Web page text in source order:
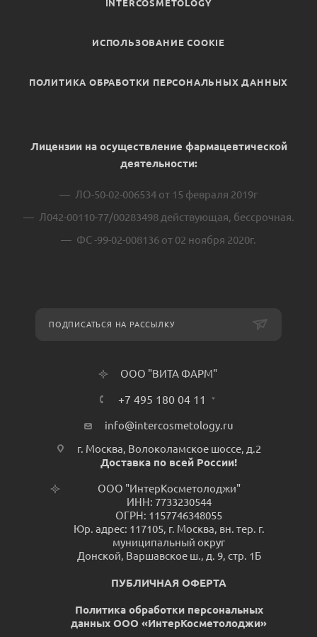
INTERCOSMETOLOGY
ИСПОЛЬЗОВАНИЕ COOKIE
ПОЛИТИКА ОБРАБОТКИ ПЕРСОНАЛЬНЫХ ДАННЫХ
Лицензии на осуществление фармацевтической
деятельности:
ЛО-50-02-006534 от 15 февраля 2019г
Л042-00110-77/00283498 действующая, бессрочная.
ФС -99-02-008136 от 02 ноября 2020г.
ПОДПИСАТЬСЯ НА РАССЫЛКУ
ООО "ВИТА ФАРМ"
+7 495 180 04 11
info@intercosmetology.ru
г. Москва, Волоколамское шоссе, д.2
Доставка по всей России!
ООО "ИнтерКосметолоджи"
ИНН: 7733230544
ОГРН: 1157746348055
Юр. адрес: 117105, г. Москва, вн. тер. г.
муниципальный округ
Донской, Варшавское ш., д. 9, стр. 1Б
ПУБЛИЧНАЯ ОФЕРТА
Политика обработки персональных
данных ООО «ИнтерКосметолоджи»